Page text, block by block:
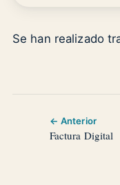
Se han realizado
← Anterior
Factura Digital